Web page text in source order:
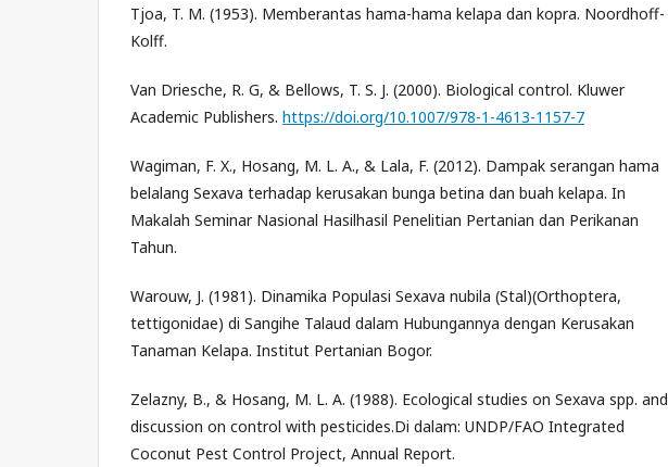
Tjoa, T. M. (1953). Memberantas hama-hama kelapa dan kopra. Noordhoff-
Kolff.
Van Driesche, R. G, & Bellows, T. S. J. (2000). Biological control. Kluwer
Academic Publishers. https://doi.org/10.1007/978-1-4613-1157-7
Wagiman, F. X., Hosang, M. L. A., & Lala, F. (2012). Dampak serangan hama
belalang Sexava terhadap kerusakan bunga betina dan buah kelapa. In
Makalah Seminar Nasional Hasilhasil Penelitian Pertanian dan Perikanan
Tahun.
Warouw, J. (1981). Dinamika Populasi Sexava nubila (Stal)(Orthoptera,
tettigonidae) di Sangihe Talaud dalam Hubungannya dengan Kerusakan
Tanaman Kelapa. Institut Pertanian Bogor.
Zelazny, B., & Hosang, M. L. A. (1988). Ecological studies on Sexava spp. and
discussion on control with pesticides.Di dalam: UNDP/FAO Integrated
Coconut Pest Control Project, Annual Report.